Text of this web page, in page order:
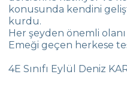
Oya – Kamil Öz -
Seyide Taşkur -
Pelin Dinar - Selin
Funda Şendil -Tuna
konusunda kendini
kurdu.
Her şeyden önemli
Emeği geçen herkese
4E Sınıfı Eylül Deniz